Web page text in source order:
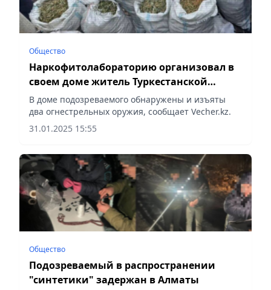
Общество
Наркофитолабораторию организовал в
своем доме житель Туркестанской
области
В доме подозреваемого обнаружены и изъяты
два огнестрельных оружия, сообщает Vecher.kz.
31.01.2025 15:55
Общество
Подозреваемый в распространении
"синтетики" задержан в Алматы